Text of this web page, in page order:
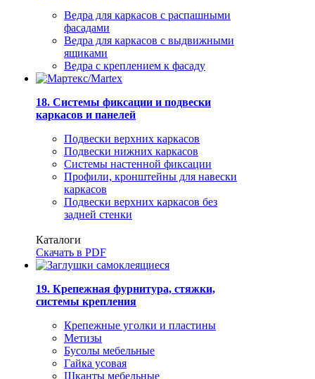
Ведра для каркасов с распашными
фасадами
Ведра для каркасов с выдвижными
ящиками
Ведра с креплением к фасаду
18. Системы фиксации и подвески
каркасов и панелей
Подвески верхних каркасов
Подвески нижних каркасов
Системы настенной фиксации
Профили, кронштейны для навески
каркасов
Подвески верхних каркасов без
задней стенки
Каталоги
Скачать в PDF
19. Крепежная фурнитура, стяжки,
системы крепления
Крепежные уголки и пластины
Метизы
Бусолы мебельные
Гайка усовая
Шканты мебельные